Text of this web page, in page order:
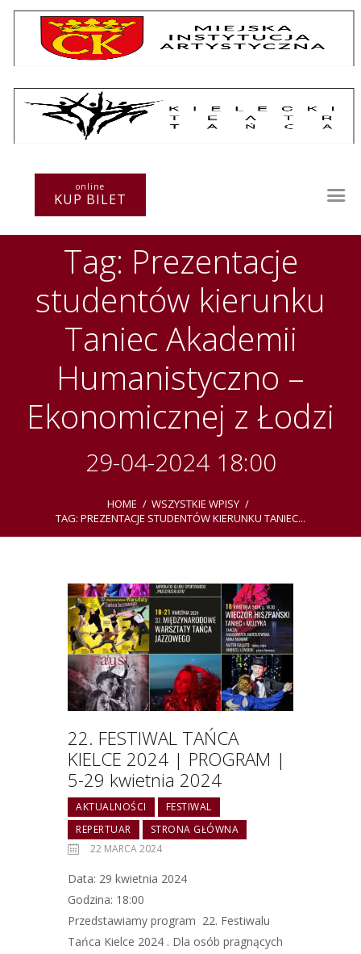
online
KUP BILET
Tag: Prezentacje
studentów kierunku
Taniec Akademii
Humanistyczno –
Ekonomicznej z Łodzi
29-04-2024 18:00
HOME
WSZYSTKIE WPISY
TAG: PREZENTACJE STUDENTÓW KIERUNKU TANIEC...
Repertuar
Warsztaty
Kurs instruktorski
Sprawozdania
22. FESTIWAL TAŃCA
KIELCE 2024 | PROGRAM |
5-29 kwietnia 2024
AKTUALNOŚCI
FESTIWAL
REPERTUAR
STRONA GŁÓWNA
22 MARCA 2024
Data: 29 kwietnia 2024
Godzina: 18:00
Przedstawiamy program 22. Festiwalu
Tańca Kielce 2024 . Dla osób pragnących